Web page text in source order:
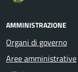
AMMINISTRAZIONE
Organi di governo
Aree amministrative